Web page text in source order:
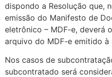
dispondo a Resolução que,
emissão do Manifesto de
eletrônico – MDF-e, deverá
arquivo do MDF-e emitido à
Nos casos de
subcontratado será